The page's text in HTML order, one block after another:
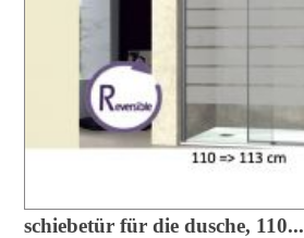
schiebetür für die dusche, 110...